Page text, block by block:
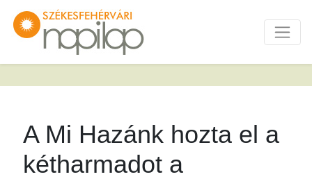
A Mi Hazánk hozta el a
kétharmadot a